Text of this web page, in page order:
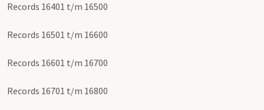
Records 16401 t/m 16500
Records 16501 t/m 16600
Records 16601 t/m 16700
Records 16701 t/m 16800